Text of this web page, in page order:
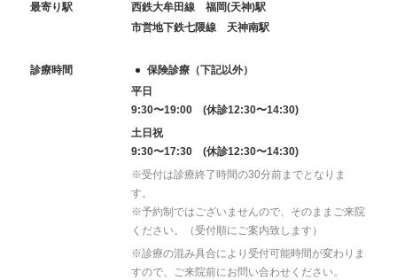
最寄り駅
西鉄大牟田線 福岡(天神)駅
市営地下鉄七隈線 天神南駅
診療時間
保険診療（下記以外）
平日
9:30〜19:00 (休診12:30〜14:30)
土日祝
9:30〜17:30 (休診12:30〜14:30)
※受付は診療終了時間の30分前までとなりま
す。
※予約制ではございませんので、そのままご来院
ください。（受付順にご案内致します）
※診療の混み具合により受付可能時間が変わりま
すので、ご来院前にお問い合わせください。